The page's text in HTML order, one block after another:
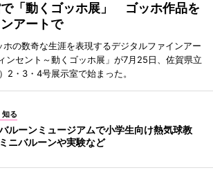
「動くゴッホ展」 ゴッホ作品を
アートで
ホの数奇な生涯を表現するデジタルファインアー
ンセント～動くゴッホ展」が7月25日、佐賀県立
2・3・4号展示室で始まった。
知る
ルーンミュージアムで小学生向け熱気球教
ニバルーンや実験など